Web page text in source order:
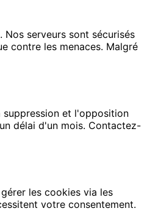
serveurs sont sécurisés
contre les menaces. Malgré
suppression et l'opposition
délai d'un mois. Contactez-
les cookies via les
votre consentement.